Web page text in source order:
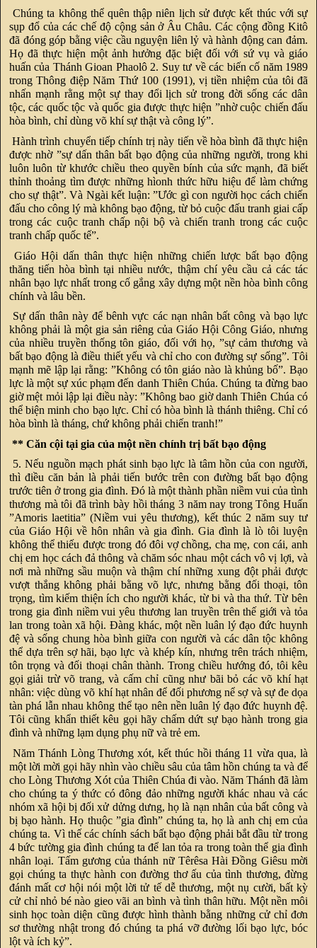
Chúng ta không thể quên thập niên lịch sử được kết thúc với sự
sụp đổ của các chế độ cộng sản ở Âu Châu. Các cộng đồng Kitô
đã đóng góp bằng việc cầu nguyện liên lỷ và hành động can đảm.
Họ đã thực hiện một ảnh hưởng đặc biệt đối với sứ vụ và giáo
huấn của Thánh Gioan Phaolô 2. Suy tư về các biến cố năm 1989
trong Thông điệp Năm Thứ 100 (1991), vị tiền nhiệm của tôi đã
nhấn mạnh rằng một sự thay đổi lịch sử trong đời sống các dân
tộc, các quốc tộc và quốc gia được thực hiện ”nhờ cuộc chiến đấu
hòa bình, chỉ dùng võ khí sự thật và công lý”.
Hành trình chuyển tiếp chính trị này tiến về hòa bình đã thực hiện
được nhờ ”sự dấn thân bất bạo động của những người, trong khi
luôn luôn từ khước chiều theo quyền bính của sức mạnh, đã biết
thỉnh thoảng tìm được những hìonh thức hữu hiệu để làm chứng
cho sự thật”. Và Ngài kết luận: ”Ước gì con người học cách chiến
đấu cho công lý mà không bạo động, từ bỏ cuộc đấu tranh giai cấp
trong các cuộc tranh chấp nội bộ và chiến tranh trong các cuộc
tranh chấp quốc tế”.
Giáo Hội dấn thân thực hiện những chiến lược bất bạo động
thăng tiến hòa bình tại nhiều nước, thậm chí yêu cầu cả các tác
nhân bạo lực nhất trong cố gắng xây dựng một nền hòa bình công
chính và lâu bền.
Sự dấn thân này để bênh vực các nạn nhân bất công và bạo lực
không phải là một gia sản riêng của Giáo Hội Công Giáo, nhưng
của nhiều truyền thống tôn giáo, đối với họ, ”sự cảm thương và
bất bạo động là điều thiết yếu và chỉ cho con đường sự sống”. Tôi
mạnh mẽ lập lại rằng: ”Không có tôn giáo nào là khủng bố”. Bạo
lực là một sự xúc phạm đến danh Thiên Chúa. Chúng ta đừng bao
giờ mệt mỏi lập lại điều này: ”Không bao giờ danh Thiên Chúa có
thể biện minh cho bạo lực. Chỉ có hòa bình là thánh thiêng. Chỉ có
hòa bình là tháng, chứ không phải chiến tranh!”
** Căn cội tại gia của một nền chính trị bất bạo động
5. Nếu nguồn mạch phát sinh bạo lực là tâm hồn của con người,
thì điều căn bản là phải tiến bước trên con đường bất bạo động
trước tiên ở trong gia đình. Đó là một thành phần niềm vui của tình
thương mà tôi đã trình bày hồi tháng 3 năm nay trong Tông Huấn
”Amoris laetitia” (Niềm vui yêu thương), kết thúc 2 năm suy tư
của Giáo Hội về hôn nhân và gia đình. Gia đình là lò tôi luyện
không thể thiếu được trong đó đôi vợ chồng, cha mẹ, con cái, anh
chị em học cách đả thông và chăm sóc nhau một cách vô vị lợi, và
nơi mà những sầu muộn và thậm chí những xung đột phải được
vượt thắng không phải bằng võ lực, nhưng bằng đối thoại, tôn
trọng, tìm kiếm thiện ích cho người khác, từ bi và tha thứ. Từ bên
trong gia đình niềm vui yêu thương lan truyền trên thế giới và tỏa
lan trong toàn xã hội. Đàng khác, một nền luân lý đạo đức huynh
đệ và sống chung hòa bình giữa con người và các dân tộc không
thể dựa trên sợ hãi, bạo lực và khép kín, nhưng trên trách nhiệm,
tôn trọng và đối thoại chân thành. Trong chiều hướng đó, tôi kêu
gọi giải trừ võ trang, và cấm chỉ cũng như bãi bỏ các võ khí hạt
nhân: việc dùng võ khí hạt nhân để đối phương nể sợ và sự đe dọa
tàn phá lẫn nhau không thể tạo nên nền luân lý đạo đức huynh đệ.
Tôi cũng khẩn thiết kêu gọi hãy chấm dứt sự bạo hành trong gia
đình và những lạm dụng phụ nữ và trẻ em.
Năm Thánh Lòng Thương xót, kết thúc hồi tháng 11 vừa qua, là
một lời mời gọi hãy nhìn vào chiều sâu của tâm hồn chúng ta và để
cho Lòng Thương Xót của Thiên Chúa đi vào. Năm Thánh đã làm
cho chúng ta ý thức có đông đảo những người khác nhau và các
nhóm xã hội bị đối xử dửng dưng, họ là nạn nhân của bất công và
bị bạo hành. Họ thuộc ”gia đình” chúng ta, họ là anh chị em của
chúng ta. Vì thế các chính sách bất bạo động phải bắt đầu từ trong
4 bức tường gia đình chúng ta để lan tỏa ra trong toàn thể gia đình
nhân loại. Tấm gương của thánh nữ Têrêsa Hài Đồng Giêsu mời
gọi chúng ta thực hành con đường thơ ấu của tình thương, đừng
đánh mất cơ hội nói một lời tử tế dễ thương, một nụ cười, bất kỳ
cử chỉ nhỏ bé nào gieo vãi an bình và tình thân hữu. Một nền môi
sinh học toàn diện cũng được hình thành bằng những cử chỉ đơn
sơ thường nhật trong đó chúng ta phá vỡ đường lối bạo lực, bóc
lột và ích kỷ”.